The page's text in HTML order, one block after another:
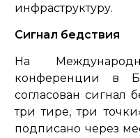
инфраструктуру.
Сигнал бедствия
На
конференции в
согласован сигнал
три тире, три
подписано через